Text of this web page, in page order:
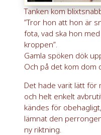
Tanken kom
”Tror hon att hon är
fota, vad ska hon
kroppen”.
Gamla spöken dök
Och på det kom dom
Det hade varit lätt för
och helt enkelt
kändes för
lämnat den
ny riktning.